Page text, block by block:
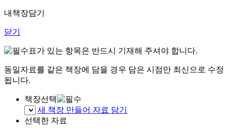
내책장담기
닫기
표가 있는 항목은 반드시 기재해 주셔야 합니다.
동일자료를 같은 책장에 담을 경우 담은 시점만 최신으로 수정
됩니다.
책장선택
새 책장 만들어 자료 담기
선택한 자료